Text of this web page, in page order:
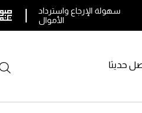
سهولة الإرجاع واسترداد
الأموال
حديثا